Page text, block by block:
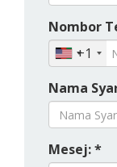
Nombor
+1
Nama
Mesej: *